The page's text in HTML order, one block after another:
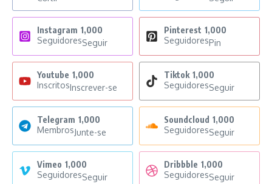
Instagram 1,000
SeguidoresSeguir
Pinterest 1,000
SeguidoresPin
Youtube 1,000
InscritosInscrever-se
Tiktok 1,000
SeguidoresSeguir
Telegram 1,000
MembrosJunte-se
Soundcloud 1,000
SeguidoresSeguir
Vimeo 1,000
SeguidoresSeguir
Dribbble 1,000
SeguidoresSeguir